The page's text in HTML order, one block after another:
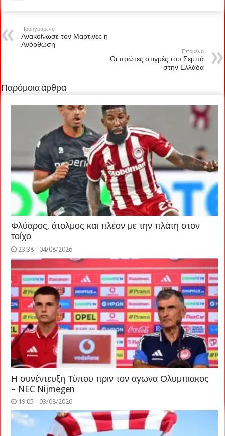
Προηγούμενο
Ανακοίνωσε τον Μαρτίνες η
Ανόρθωση
Επόμενο
Οι πρώτες στιγμές του Σεμπά
στην Ελλάδα
Παρόμοια άρθρα
Φλύαρος, άτολμος και πλέον με την πλάτη στον
τοίχο
23:38 - 04/08/2026
Η συνέντευξη Τύπου πριν τον αγωνα Ολυμπιακος
– NEC Nijmegen
19:05 - 03/08/2026